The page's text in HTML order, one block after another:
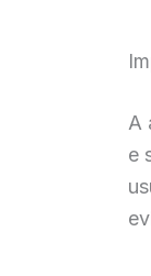
A
e